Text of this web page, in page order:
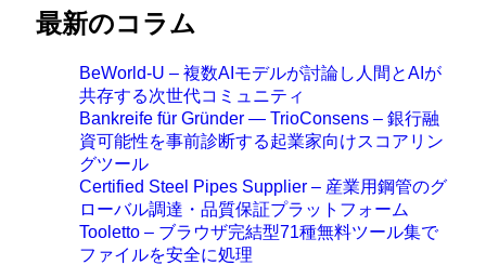
最新のコラム
BeWorld-U – 複数AIモデルが討論し人間とAIが
共存する次世代コミュニティ
Bankreife für Gründer — TrioConsens – 銀行融
資可能性を事前診断する起業家向けスコアリン
グツール
Certified Steel Pipes Supplier – 産業用鋼管のグ
ローバル調達・品質保証プラットフォーム
Tooletto – ブラウザ完結型71種無料ツール集で
ファイルを安全に処理